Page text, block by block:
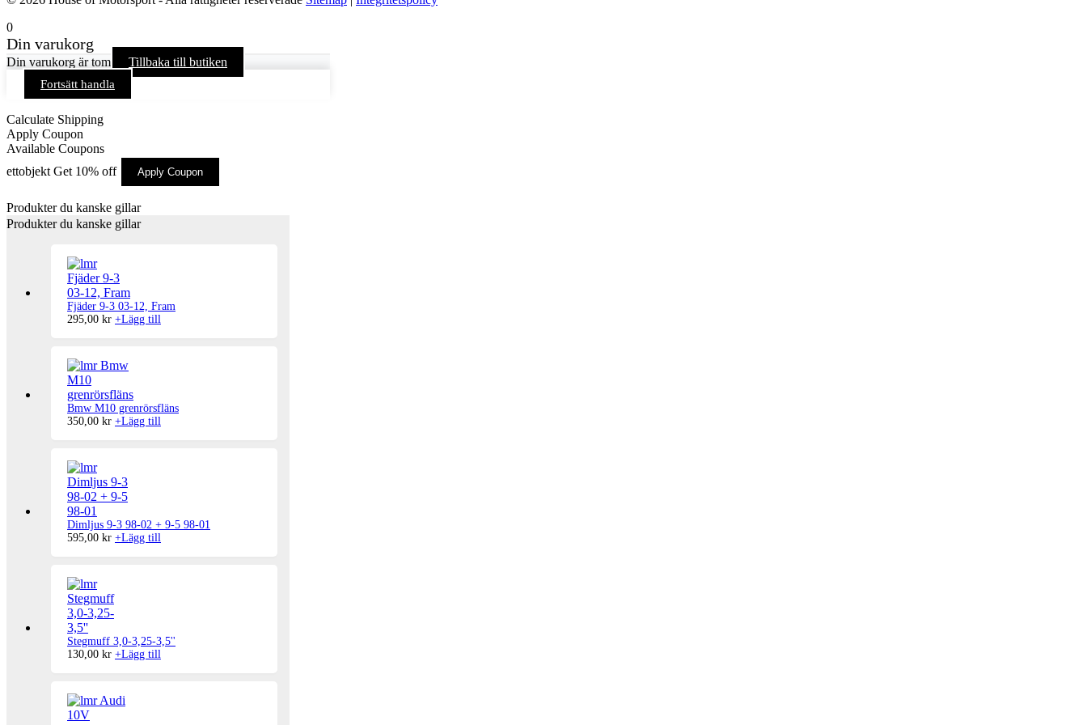
0
Din varukorg
Din varukorg är tom Tillbaka till butiken
Fortsätt handla
Calculate Shipping
Apply Coupon
Available Coupons
ettobjekt Get 10% off Apply Coupon
Produkter du kanske gillar
Produkter du kanske gillar
Fjäder 9-3 03-12, Fram
295,00 kr +Lägg till
Bmw M10 grenrörsfläns
350,00 kr +Lägg till
Dimljus 9-3 98-02 + 9-5 98-01
595,00 kr +Lägg till
Stegmuff 3,0-3,25-3,5''
130,00 kr +Lägg till